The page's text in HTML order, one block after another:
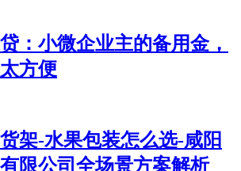
：小微企业主的备用金，
方便
架-水果包装怎么选-咸阳
限公司全场景方案解析